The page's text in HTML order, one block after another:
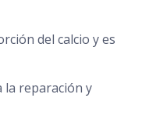
del calcio y es
reparación y